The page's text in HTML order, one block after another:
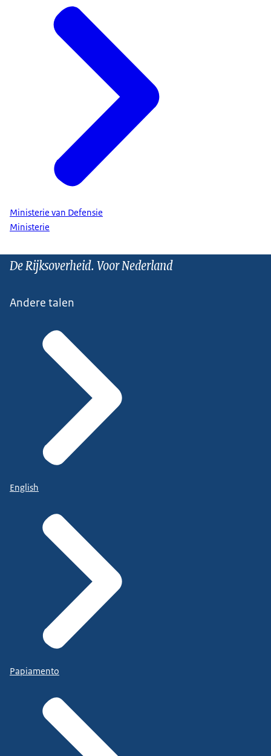
Ministerie van Defensie
Ministerie
De Rijksoverheid. Voor Nederland
Andere talen
English
Papiamento